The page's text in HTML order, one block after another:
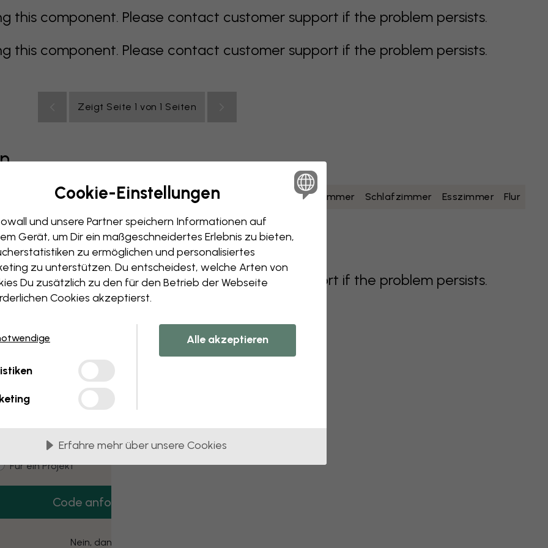
this component. Please contact customer support if the problem persists.
this component. Please contact customer support if the problem persists.
Zeigt Seite 1 von 1 Seiten
bunt orange rosa lila rot türkis Badezimmer Schlafzimmer Esszimmer Flur
Büro Jugendzimmer Dächer
this component. Please contact customer support if the problem persists.
3 kostenlose Muster
dir 3 Tapetenmuster gratis nach Hause.
type
Für mich
Für ein Projekt
Code anfordern
Nein, danke
Cookie-Einstellungen
und unsere Partner speichern Informationen auf
Gerät, um Dir ein maßgeschneidertes Erlebnis zu bieten,
zu ermöglichen und personalisiertes
zu unterstützen. Du entscheidest, welche Arten von
Du zusätzlich zu den für den Betrieb der Webseite
Cookies akzeptierst.
Alle akzeptieren
Erfahre mehr über unsere Cookies